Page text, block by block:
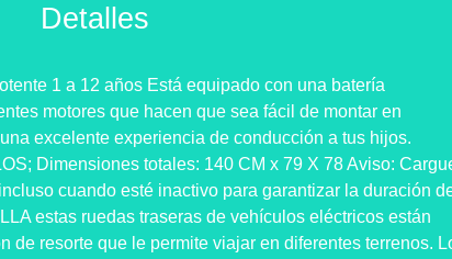
Detalles
1 a 12 años Está equipado con una batería
motores que hacen que sea fácil de montar en
excelente experiencia de conducción a tus hijos.
Dimensiones totales: 140 CM x 79 X 78 Aviso:
cuando esté inactivo para garantizar la duración
estas ruedas traseras de vehículos eléctricos están
de resorte que le permite viajar en diferentes terrenos.